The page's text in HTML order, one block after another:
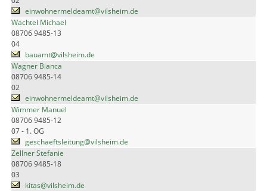
einwohnermeldeamt@vilsheim.de
Wachtel Michael
08706 9485-13
04
bauamt@vilsheim.de
Wagner Bianca
08706 9485-14
02
einwohnermeldeamt@vilsheim.de
Wimmer Manuel
08706 9485-12
07 - 1. OG
geschaeftsleitung@vilsheim.de
Zellner Stefanie
08706 9485-18
03
kitas@vilsheim.de